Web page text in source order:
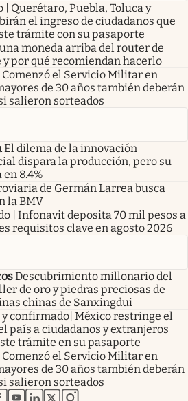
| Querétaro, Puebla, Toluca y
el ingreso de ciudadanos que
trámite con su pasaporte
moneda arriba del router de
y por qué recomiendan hacerlo
Comenzó el Servicio Militar en
de 30 años también deberán
salieron sorteados
El dilema de la innovación
dispara la producción, pero su
8.4%
de Germán Larrea busca
la BMV
| Infonavit deposita 70 mil pesos a
requisitos clave en agosto 2026
Descubrimiento millonario del
de oro y piedras preciosas de
chinas de Sanxingdui
confirmado| México restringe el
país a ciudadanos y extranjeros
trámite en su pasaporte
Comenzó el Servicio Militar en
de 30 años también deberán
salieron sorteados
abre en nueva pestaña
abre en nueva pestaña
abre en nueva pestaña
abre en nueva pestaña
abre en nueva pestaña